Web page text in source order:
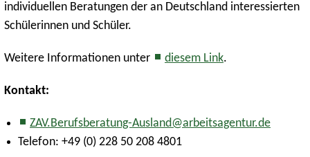
individuellen Beratungen der an Deutschland interessierten
Schülerinnen und Schüler.
Weitere Informationen unter diesem Link.
Kontakt:
ZAV.Berufsberatung-Ausland@arbeitsagentur.de
Telefon: +49 (0) 228 50 208 4801